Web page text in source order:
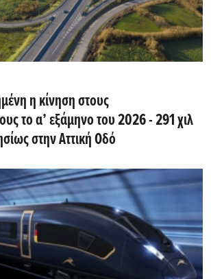
η κίνηση στους
το α’ εξάμηνο του 2026 - 291 χιλ
στην Αττική Οδό